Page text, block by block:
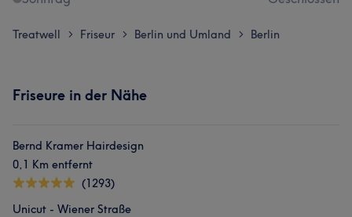
Treatwell > Friseur > Berlin und Umland > Berlin
Friseure in der Nähe
Bernd Kramer Hairdesign
0,1 Km entfernt
(1293)
Unicut - Wiener Straße